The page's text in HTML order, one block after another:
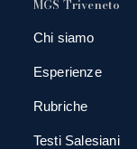
MGS Triveneto
Chi siamo
Esperienze
Rubriche
Testi Salesiani